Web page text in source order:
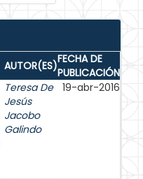
AUTOR(ES)FECHA DE
PUBLICACIÓN
Teresa De
Jesús
Jacobo
Galindo
19-abr-2016